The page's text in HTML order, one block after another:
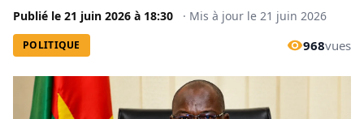
Publié le 21 juin 2026 à 18:30 · Mis à jour le 21 juin 2026
POLITIQUE 968vues